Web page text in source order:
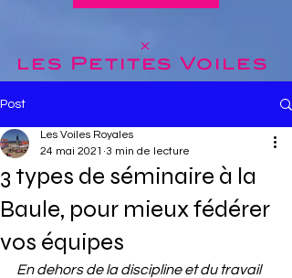
x
les Petites Voiles
Post
3 types de séminaire à la
Baule, pour mieux fédérer
vos équipes
Les Voiles Royales
24 mai 2021 3 min de lecture
En dehors de la discipline et du travail